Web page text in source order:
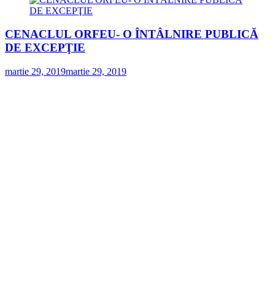
CENACLUL ORFEU- O ÎNTÂLNIRE PUBLICĂ
DE EXCEPŢIE
martie 29, 2019martie 29, 2019